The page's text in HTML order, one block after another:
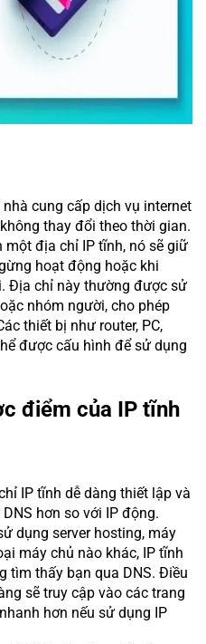
cung cấp dịch vụ internet
thay đổi theo thời gian.
địa chỉ IP tĩnh, nó sẽ giữ
hoạt động hoặc khi
Địa chỉ này thường được sử
nhóm người, cho phép
thiết bị như router, PC,
được cấu hình để sử dụng
điểm của IP tĩnh
IP tĩnh dễ dàng thiết lập và
hơn so với IP động.
dụng server hosting, máy
máy chủ nào khác, IP tĩnh
tìm thấy bạn qua DNS. Điều
sẽ truy cập vào các trang
hơn nếu sử dụng IP